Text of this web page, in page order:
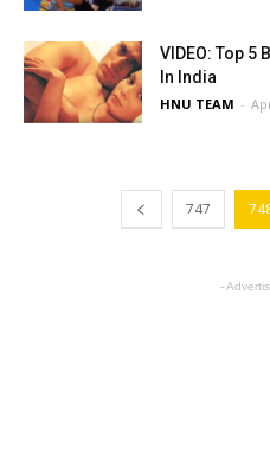
VIDEO: Top
In India
HNU TEAM -
747
-